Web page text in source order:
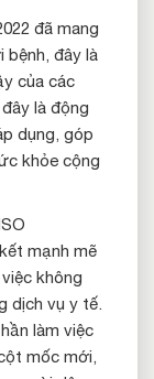
đã mang
bệnh, đây là
của các
là động
dụng, góp
khỏe cộng
mạnh mẽ
không
dịch vụ y tế.
làm việc
mốc mới,